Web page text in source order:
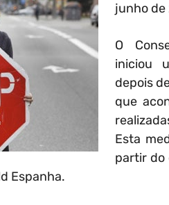
junho de
O
iniciou
depois
que
Esta
partir do
Espanha.